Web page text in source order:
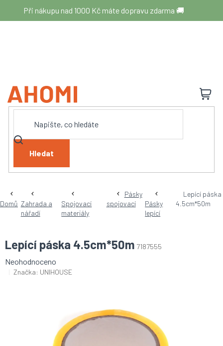
obsah
Při nákupu nad 1000 Kč máte dopravu zdarma 🚚
Hledat
Domů Zahrada a
nářadí
Spojovací
materiály
Pásky
spojovací
Pásky
lepící
Lepící páska
4.5cm*50m
Lepící páska 4.5cm*50m 7187555
Průměrné
hodnocení
Neohodnoceno
Značka: UNIHOUSE